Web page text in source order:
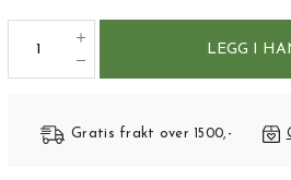
LEGG I
Gratis frakt over 1500,-